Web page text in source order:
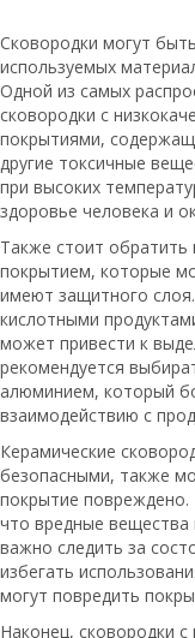
Сковородки могут
используемых
Одной из самых
сковородки с
покрытиями,
другие токсичные
при высоких
здоровье человека и
Также стоит
покрытием, которые
имеют защитного
кислотными
может привести к
рекомендуется
алюминием, который
взаимодействию с
Керамические
безопасными, также
покрытие
что вредные
важно следить за
избегать
могут повредить
Наконец, сковородки